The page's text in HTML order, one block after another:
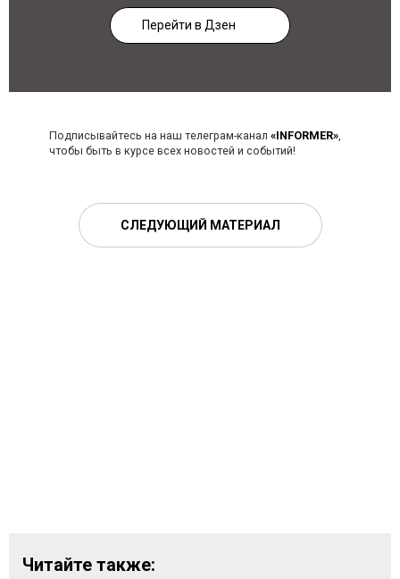
Перейти в Дзен
Подписывайтесь на наш телеграм-канал «INFORMER»,
чтобы быть в курсе всех новостей и событий!
СЛЕДУЮЩИЙ МАТЕРИАЛ
Читайте также: